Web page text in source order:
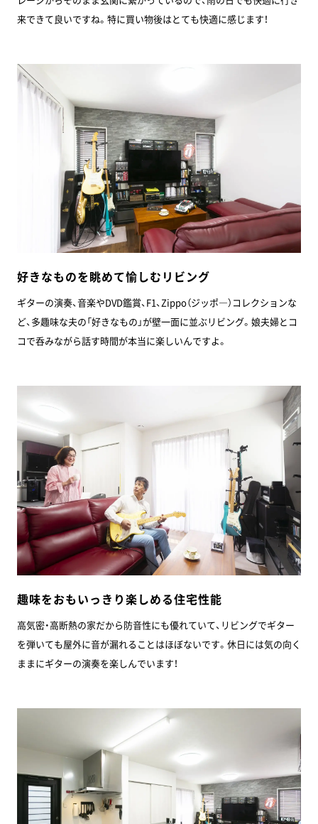
来できて良いですね。特に買い物後はとても快適に感じます！
好きなものを眺めて愉しむリビング
ギターの演奏、音楽やDVD鑑賞、F1、Zippo（ジッポ―）コレクションな
ど、多趣味な夫の「好きなもの」が壁一面に並ぶリビング。娘夫婦とコ
コで呑みながら話す時間が本当に楽しいんですよ。
趣味をおもいっきり楽しめる住宅性能
高気密・高断熱の家だから防音性にも優れていて、リビングでギター
を弾いても屋外に音が漏れることはほぼないです。休日には気の向く
ままにギターの演奏を楽しんでいます！